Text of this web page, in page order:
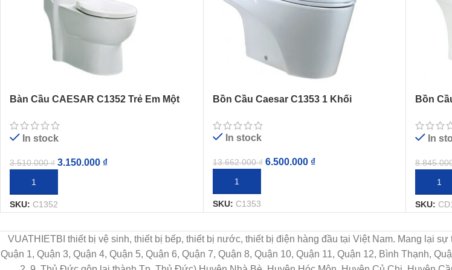
Bàn Cầu CAESAR C1352 Trẻ Em Một
In stock
3.510.000₫ 3.150.000 ₫
THÊM VÀO GIỎ HÀNG
SKU: C1352
Bồn Cầu Caesar C1353 1 Khối
In stock
13.662.000₫ 6.500.000 ₫
THÊM VÀO GIỎ HÀNG
SKU: C1353
Bồn
In
THÊM
SKU:
VUATHIETBI thiết bị vệ sinh, thiết bị bếp, thiết bị nước, thiết bị điện hàng đầu tại Việt Nam. Mang lại
Quận 1, Quận 3, Quận 4, Quận 5, Quận 6, Quận 7, Quận 8, Quận 10, Quận 11, Quận 12, Bình Thạnh,